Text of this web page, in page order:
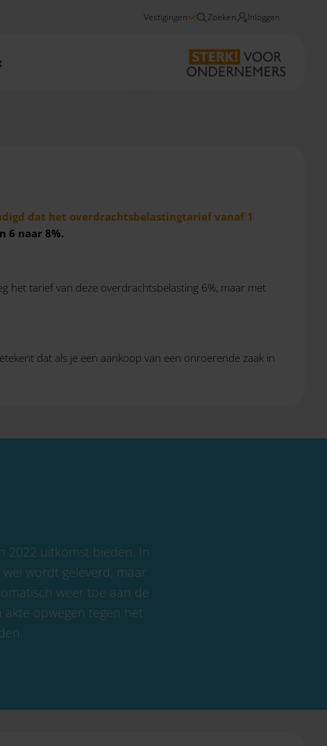
Vestigingen Zoeken Inloggen
Stijging tarief overdrachtsbelasting 2023
dat het overdrachtsbelastingtarief vanaf 1
6 naar 8%.
het tarief van deze overdrachtsbelasting 6%, maar met
dat als je een aankoop van een onroerende zaak in
2022 uitkomst bieden. In
wordt geleverd, maar
weer toe aan de
akte opwegen tegen het